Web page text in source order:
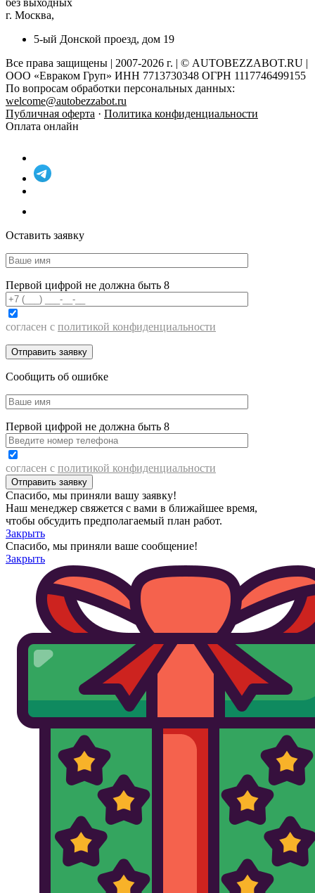
без выходных
г. Москва,
5-ый Донской проезд, дом 19
Все права защищены | 2007-2026 г. | © AUTOBEZZABOT.RU |
ООО «Евраком Груп» ИНН 7713730348 ОГРН 1117746499155
По вопросам обработки персональных данных:
welcome@autobezzabot.ru
Публичная оферта · Политика конфиденциальности
Оплата онлайн
Оставить заявку
Первой цифрой не должна быть 8
согласен с политикой конфиденциальности
Сообщить об ошибке
Первой цифрой не должна быть 8
согласен с политикой конфиденциальности
Спасибо, мы приняли вашу заявку!
Наш менеджер свяжется с вами в ближайшее время,
чтобы обсудить предполагаемый план работ.
Закрыть
Спасибо, мы приняли ваше сообщение!
Закрыть